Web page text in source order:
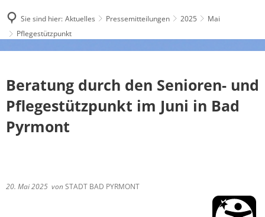
Sie sind hier: Aktuelles Pressemitteilungen 2025
Mai
Pflegestützpunkt
Beratung durch den Senioren- und
Pflegestützpunkt im Juni in Bad
Pyrmont
20. Mai 2025 vonSTADT BAD PYRMONT